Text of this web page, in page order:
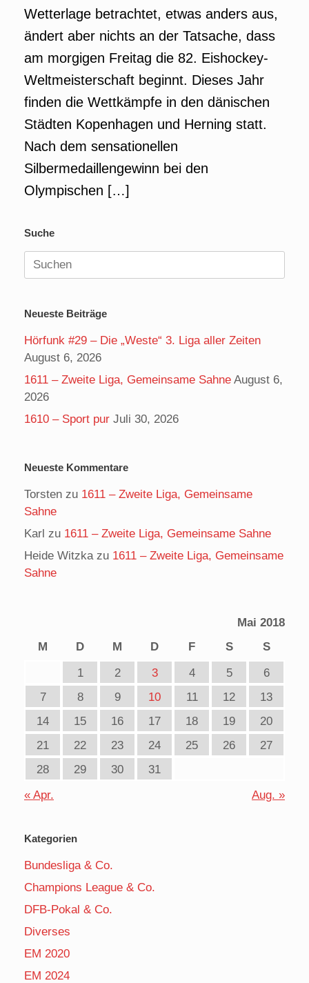
Wetterlage betrachtet, etwas anders aus,
ändert aber nichts an der Tatsache, dass
am morgigen Freitag die 82. Eishockey-
Weltmeisterschaft beginnt. Dieses Jahr
finden die Wettkämpfe in den dänischen
Städten Kopenhagen und Herning statt.
Nach dem sensationellen
Silbermedaillengewinn bei den
Olympischen […]
Suche
Suchen
nach:
Neueste Beiträge
Hörfunk #29 – Die „Weste“ 3. Liga aller Zeiten
August 6, 2026
1611 – Zweite Liga, Gemeinsame Sahne August 6,
2026
1610 – Sport pur Juli 30, 2026
Neueste Kommentare
Torsten zu 1611 – Zweite Liga, Gemeinsame
Sahne
Karl zu 1611 – Zweite Liga, Gemeinsame Sahne
Heide Witzkazu 1611 – Zweite Liga, Gemeinsame
Sahne
Mai 2018
M
D M D F S
S
1
2 3 4 5
6
7
8 9 10 11 12
13
14
15 16 17 18 19
20
21
22 23 24 25 26
27
28
29 30
31
« Apr.
Aug. »
Kategorien
Bundesliga & Co.
Champions League & Co.
DFB-Pokal & Co.
Diverses
EM 2020
EM 2024